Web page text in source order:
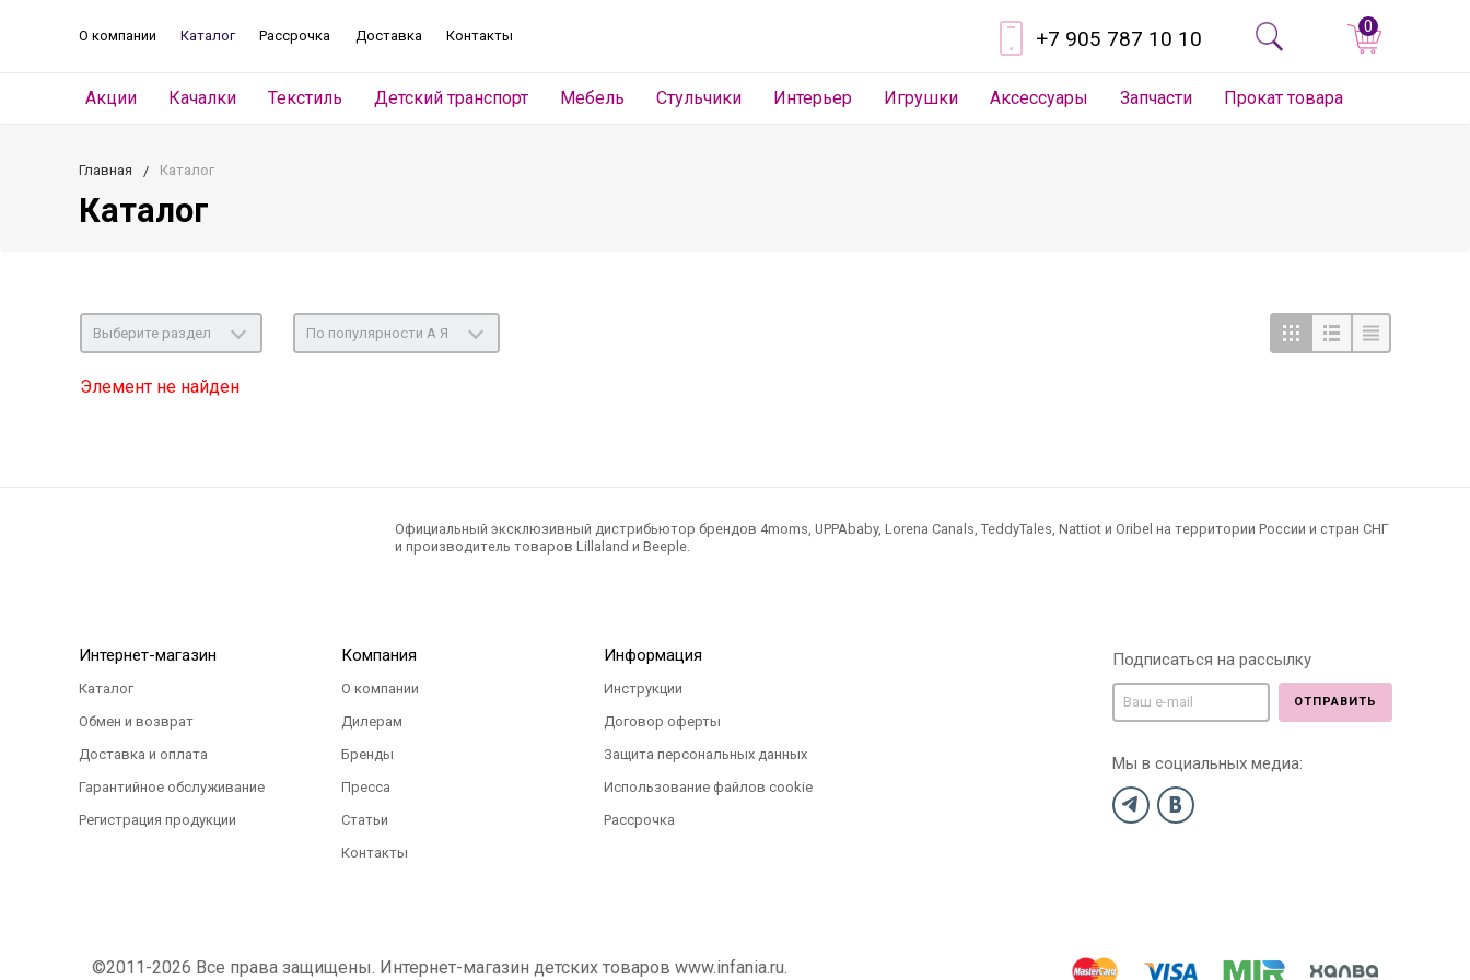
О компании Каталог Рассрочка Доставка Контакты +7 905 787 10 10 0
Акции Качалки Текстиль Детский транспорт Мебель Стульчики Интерьер Игрушки Аксессуары Запчасти Прокат товара
Главная Каталог
Каталог
Выберите раздел По популярности А Я
Элемент не найден
Официальный эксклюзивный дистрибьютор брендов 4moms, UPPAbaby, Lorena Canals, TeddyTales, Nattiot и Oribel на территории России и стран СНГ
и производитель товаров Lillaland и Beeple.
Интернет-магазин
Каталог
Обмен и возврат
Доставка и оплата
Гарантийное обслуживание
Регистрация продукции
Компания
О компании
Дилерам
Бренды
Пресса
Статьи
Контакты
Информация
Инструкции
Договор оферты
Защита персональных данных
Использование файлов cookie
Рассрочка
Подписаться на рассылку
ОТПРАВИТЬ
Мы в социальных медиа:
©2011-2026 Все права защищены. Интернет-магазин детских товаров www.infania.ru.